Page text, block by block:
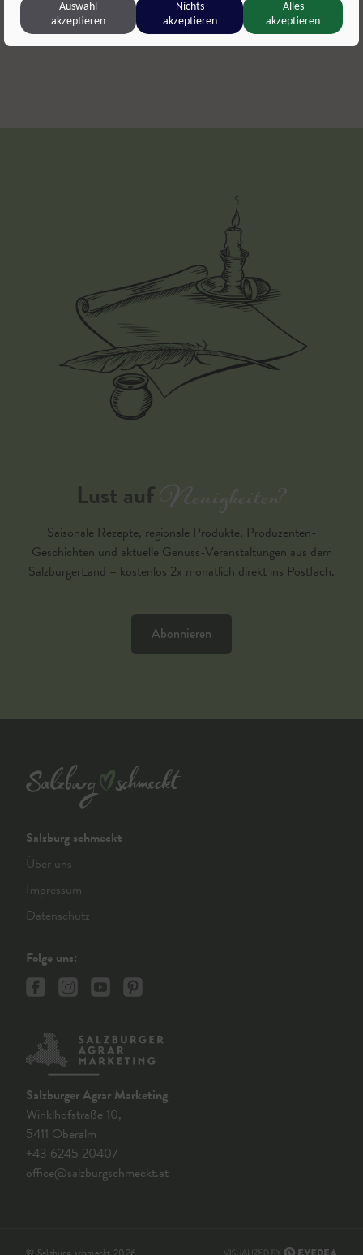
Lust aufNeuigkeiten?
Saisonale Rezepte, regionale Produkte, Produzenten-
Geschichten und aktuelle Genuss-Veranstaltungen aus dem
SalzburgerLand – kostenlos 2x monatlich direkt ins Postfach.
Abonnieren
Salzburg schmeckt
Über uns
Impressum
Datenschutz
Folge uns:
Salzburger Agrar Marketing
Winklhofstraße 10,
5411 Oberalm
+43 6245 20407
office@salzburgschmeckt.at
Auswahl
akzeptieren
Nichts
akzeptieren
Alles
akzeptieren